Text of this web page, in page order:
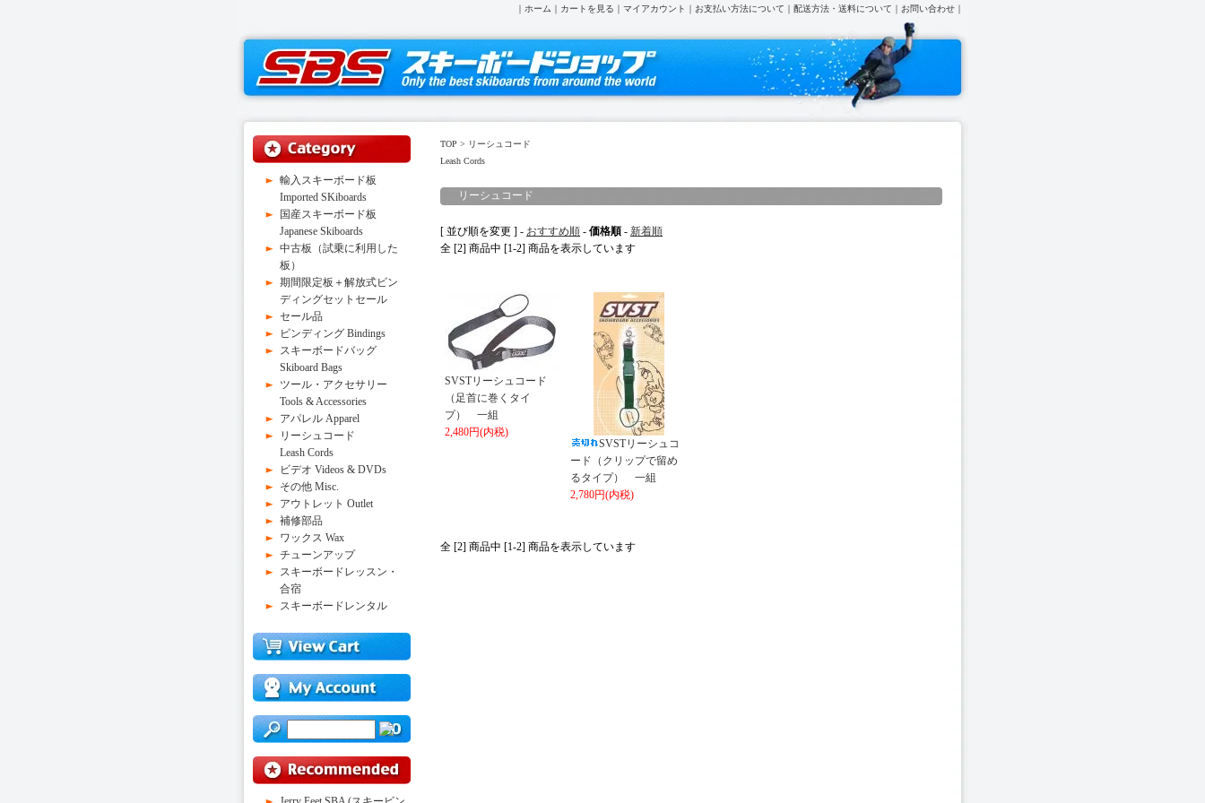
｜ ホーム ｜ カートを見る ｜ マイアカウント ｜ お支払い方法について ｜ 配送方法・送料について ｜ お問い合わせ ｜
輸入スキーボード板
Imported SKiboards
国産スキーボード板
Japanese Skiboards
中古板（試乗に利用した
板）
期間限定板＋解放式ビン
ディングセットセール
セール品
ビンディング Bindings
スキーボードバッグ
Skiboard Bags
ツール・アクセサリー
Tools & Accessories
アパレル Apparel
リーシュコード
Leash Cords
ビデオ Videos & DVDs
その他 Misc.
アウトレット Outlet
補修部品
ワックス Wax
チューンアップ
スキーボードレッスン・
合宿
スキーボードレンタル
TOP > リーシュコード
Leash Cords
リーシュコード
[ 並び順を変更 ] - おすすめ順 - 価格順 - 新着順
全 [2] 商品中 [1-2] 商品を表示しています
SVSTリーシュコード
（足首に巻くタイ
プ） 一組
2,480円(内税)
SVSTリーシュコ
ード（クリップで留め
るタイプ） 一組
2,780円(内税)
全 [2] 商品中 [1-2] 商品を表示しています